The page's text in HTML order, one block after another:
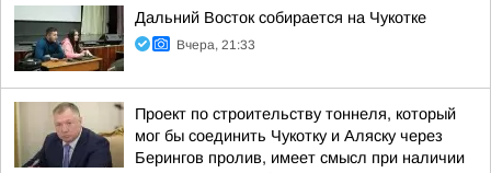
Дальний Восток собирается на Чукотке
Вчера, 21:33
Проект по строительству тоннеля, который
мог бы соединить Чукотку и Аляску через
Берингов пролив, имеет смысл при наличии